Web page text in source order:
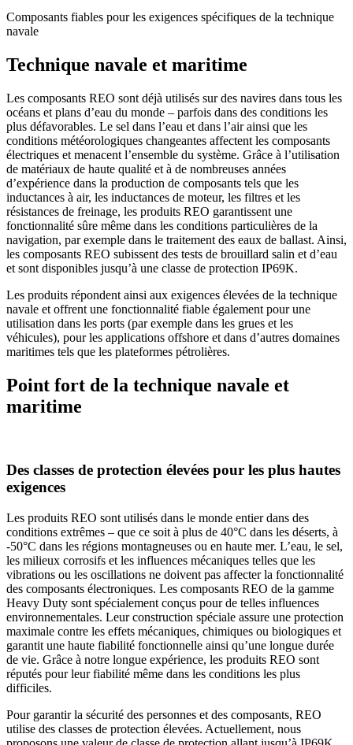
Composants fiables pour les exigences spécifiques de la technique
navale
Technique navale et maritime
Les composants REO sont déjà utilisés sur des navires dans tous les
océans et plans d’eau du monde – parfois dans des conditions les
plus défavorables. Le sel dans l’eau et dans l’air ainsi que les
conditions météorologiques changeantes affectent les composants
électriques et menacent l’ensemble du système. Grâce à l’utilisation
de matériaux de haute qualité et à de nombreuses années
d’expérience dans la production de composants tels que les
inductances à air, les inductances de moteur, les filtres et les
résistances de freinage, les produits REO garantissent une
fonctionnalité sûre même dans les conditions particulières de la
navigation, par exemple dans le traitement des eaux de ballast. Ainsi,
les composants REO subissent des tests de brouillard salin et d’eau
et sont disponibles jusqu’à une classe de protection IP69K.
Les produits répondent ainsi aux exigences élevées de la technique
navale et offrent une fonctionnalité fiable également pour une
utilisation dans les ports (par exemple dans les grues et les
véhicules), pour les applications offshore et dans d’autres domaines
maritimes tels que les plateformes pétrolières.
Point fort de la technique navale et
maritime
Des classes de protection élevées pour les plus hautes
exigences
Les produits REO sont utilisés dans le monde entier dans des
conditions extrêmes – que ce soit à plus de 40°C dans les déserts, à
-50°C dans les régions montagneuses ou en haute mer. L’eau, le sel,
les milieux corrosifs et les influences mécaniques telles que les
vibrations ou les oscillations ne doivent pas affecter la fonctionnalité
des composants électroniques. Les composants REO de la gamme
Heavy Duty sont spécialement conçus pour de telles influences
environnementales. Leur construction spéciale assure une protection
maximale contre les effets mécaniques, chimiques ou biologiques et
garantit une haute fiabilité fonctionnelle ainsi qu’une longue durée
de vie. Grâce à notre longue expérience, les produits REO sont
réputés pour leur fiabilité même dans les conditions les plus
difficiles.
Pour garantir la sécurité des personnes et des composants, REO
utilise des classes de protection élevées. Actuellement, nous